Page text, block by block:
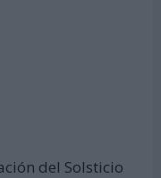
del Solsticio